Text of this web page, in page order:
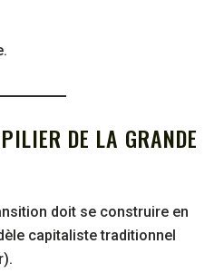
DE LA GRANDE
doit se construire en
capitaliste traditionnel